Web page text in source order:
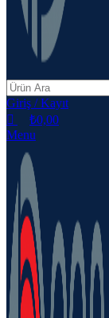
Giriş / Kayıt
₺0,00
Menu